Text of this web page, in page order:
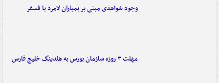
وجود شواهدی مبنی بر بمباران لامرد با فسفر
مهلت ۳ روزه سازمان بورس به هلدینگ خلیج فارس